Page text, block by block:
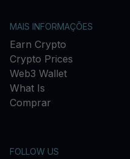
MAIS INFORMAÇÕES
Earn Crypto
Crypto Prices
Web3 Wallet
What Is
Comprar
FOLLOW US